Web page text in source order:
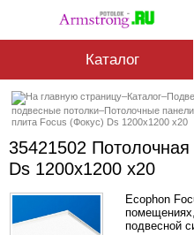
Каталог
–Каталог–
подвесные потолки–Потолочные
плита Focus (Фокус) Ds 1200x1200 x20
35421502
Ds 1200x1200 x20
Ecophon
подвесной